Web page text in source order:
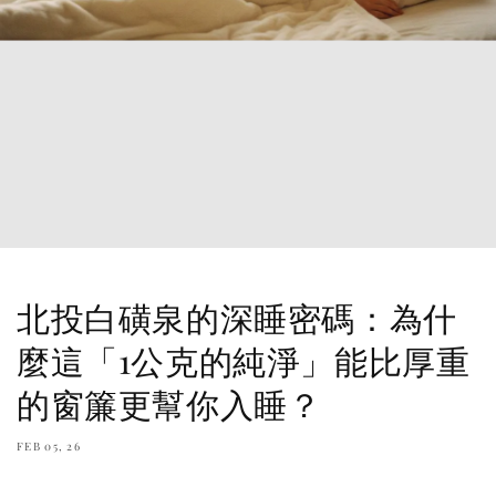
北投白磺泉的深睡密碼：為什
麼這「1公克的純淨」能比厚重
的窗簾更幫你入睡？
FEB 05, 26